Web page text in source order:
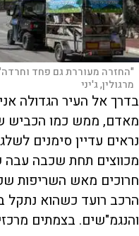
"החזרה מעוררת גם פחד
מרגולין, ג'יני
בדרך אל העיר הגדולה
מאדם, ממש כמו הכביש
נראים עדיין סימנים
מכווצים תחת שכבה
חרוכים מאש השריפות
הרכב רועד כשהוא נתקל
והנגמ"שים. בצמתים